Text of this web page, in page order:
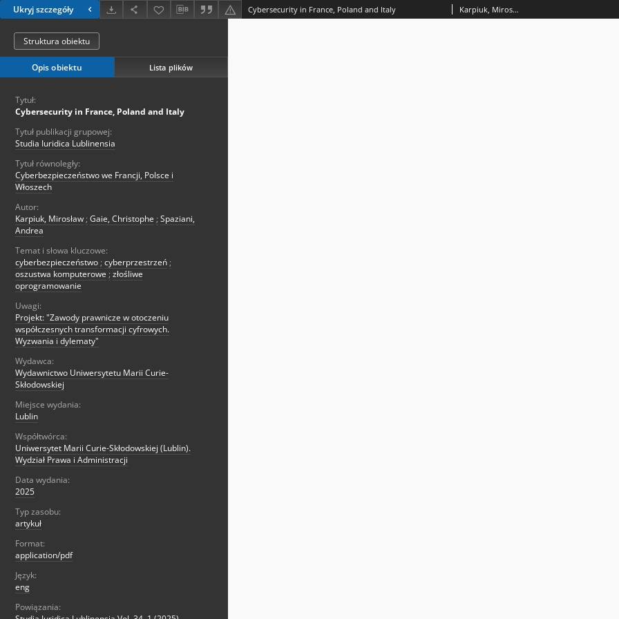
Ukryj szczegóły Cybersecurity in France, Poland and Italy Karpiuk, Mirosław; Gaie, Christophe; Spaziani, Andrea
Struktura obiektu
Opis obiektu Lista plików
Tytuł:
Cybersecurity in France, Poland and Italy
Tytuł publikacji grupowej:
Studia Iuridica Lublinensia
Tytuł równoległy:
Cyberbezpieczeństwo we Francji, Polsce i
Włoszech
Autor:
Karpiuk, Mirosław ; Gaie, Christophe ; Spaziani,
Andrea
Temat i słowa kluczowe:
cyberbezpieczeństwo ; cyberprzestrzeń ;
oszustwa komputerowe ; złośliwe
oprogramowanie
Uwagi:
Projekt: "Zawody prawnicze w otoczeniu
współczesnych transformacji cyfrowych.
Wyzwania i dylematy"
Wydawca:
Wydawnictwo Uniwersytetu Marii Curie-
Skłodowskiej
Miejsce wydania:
Lublin
Współtwórca:
Uniwersytet Marii Curie-Skłodowskiej (Lublin).
Wydział Prawa i Administracji
Data wydania:
2025
Typ zasobu:
artykuł
Format:
application/pdf
Język:
eng
Powiązania: